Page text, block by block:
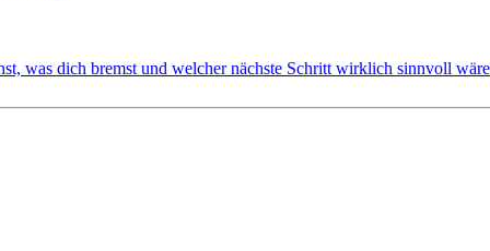
was dich bremst und welcher nächste Schritt wirklich sinnvoll